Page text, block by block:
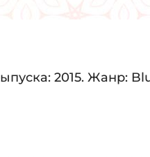
2015. Жанр: